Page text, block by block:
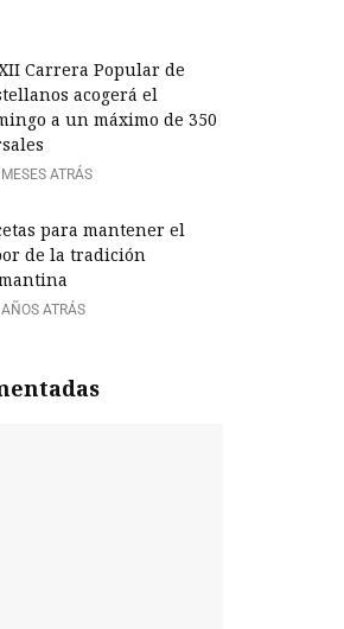
Carrera Popular de
acogerá el
a un máximo de 350
ATRÁS
para mantener el
de la tradición
ATRÁS